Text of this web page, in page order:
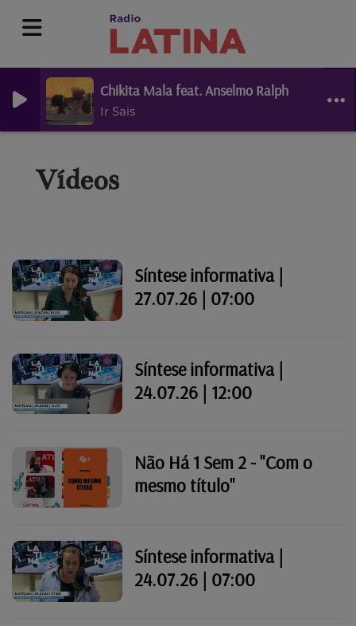
Chikita Mala feat. Anselmo Ralph
Ir Sais
Vídeos
Síntese informativa |
27.07.26 | 07:00
Síntese informativa |
24.07.26 | 12:00
Não Há 1 Sem 2 - "Com o
mesmo título"
Síntese informativa |
24.07.26 | 07:00